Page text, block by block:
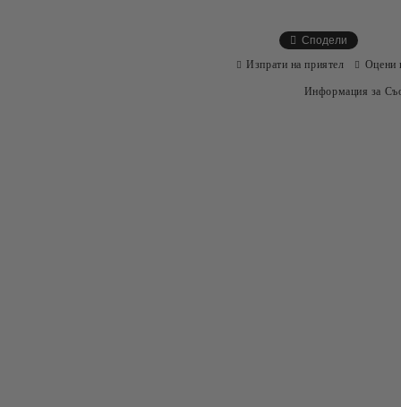
Сподели
Изпрати на приятел Оцени
Информация за